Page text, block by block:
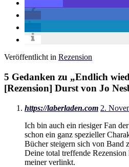
Veröffentlicht in Rezension
5 Gedanken zu „Endlich
[Rezension] Durst von Jo
https://laberladen.com 2.
Ich bin auch ein riesiger Fan
schon ein ganz spezieller
Bücher steigern sich von Band
Deine total treffende
meiner verlinkt.